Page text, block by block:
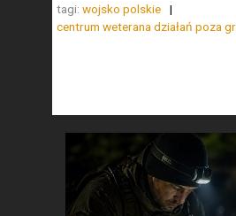
tagi: wojsko polskie
centrum weterana działań poza